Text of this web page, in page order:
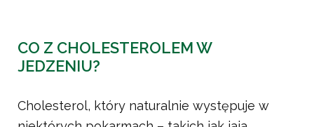
CO Z CHOLESTEROLEM W
JEDZENIU?
Cholesterol, który naturalnie występuje w